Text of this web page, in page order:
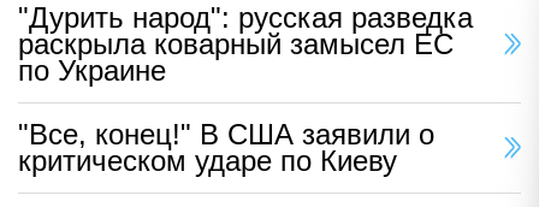
"Дурить народ": русская разведка
раскрыла коварный замысел ЕС
по Украине
"Все, конец!" В США заявили о
критическом ударе по Киеву